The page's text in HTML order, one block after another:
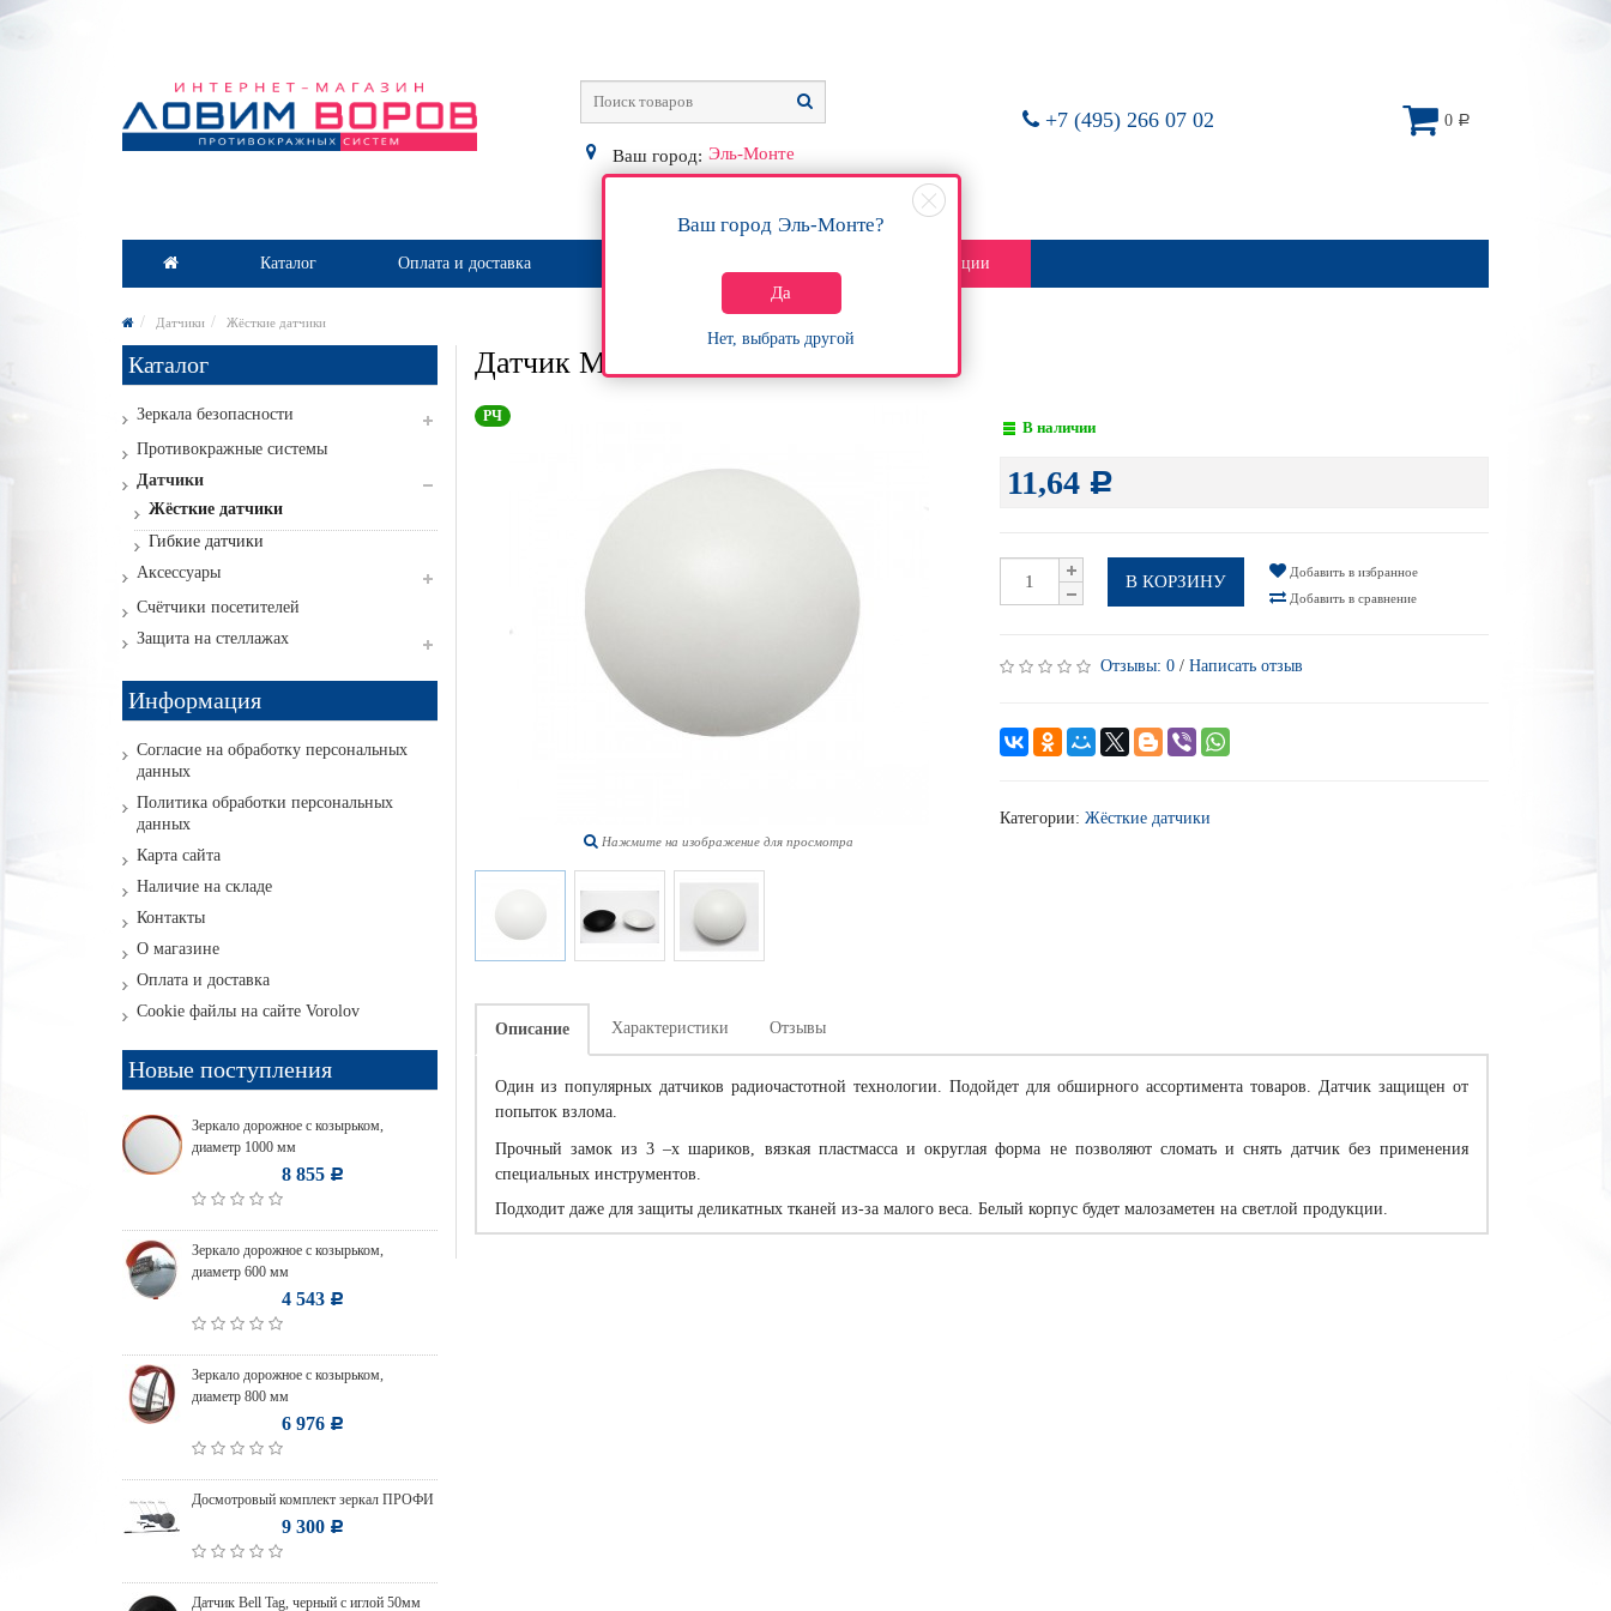
+7 (495) 266 07 02
Ваш город: Эль-Монте
Ваш город Эль-Монте?
Да
Нет, выбрать другой
0 Р
Каталог Оплата и доставка Акции
Датчики Жёсткие датчики
Каталог
Зеркала безопасности
Противокражные системы
Датчики
Жёсткие датчики
Гибкие датчики
Аксессуары
Счётчики посетителей
Защита на стеллажах
Информация
Согласие на обработку персональных
данных
Политика обработки персональных
данных
Карта сайта
Наличие на складе
Контакты
О магазине
Оплата и доставка
Cookie файлы на сайте Vorolov
Новые поступления
Зеркало дорожное с козырьком,
диаметр 1000 мм
8 855 Р
Зеркало дорожное с козырьком,
диаметр 600 мм
4 543 Р
Зеркало дорожное с козырьком,
диаметр 800 мм
6 976 Р
Досмотровый комплект зеркал ПРОФИ
9 300 Р
Датчик Bell Tag, черный с иглой 50мм
Датчик Midi, белый с иглой 54мм
РЧ
Нажмите на изображение для просмотра
В наличии
11,64 Р
В КОРЗИНУ
Добавить в избранное
Добавить в сравнение
Отзывы: 0/ Написать отзыв
Категории: Жёсткие датчики
Описание Характеристики Отзывы
Один из популярных датчиков радиочастотной технологии. Подойдет для обширного ассортимента товаров. Датчик защищен от
попыток взлома.
Прочный замок из 3 –х шариков, вязкая пластмасса и округлая форма не позволяют сломать и снять датчик без применения
специальных инструментов.
Подходит даже для защиты деликатных тканей из-за малого веса. Белый корпус будет малозаметен на светлой продукции.